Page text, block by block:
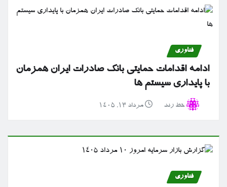
فناوری
ادامه اقدامات حمایتی بانک صادرات ایران همزمان
با پایداری سیستم ها
خط رند مرداد ۱۳, ۱۴۰۵
فناوری